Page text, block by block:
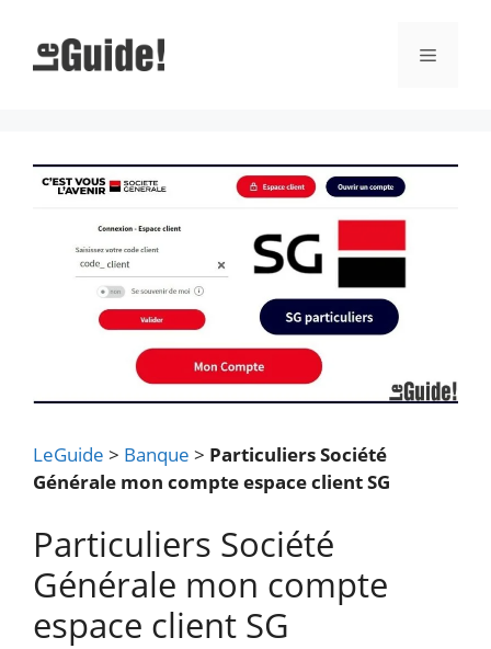
contenu
Menu
LeGuide > Banque > Particuliers Société
Générale mon compte espace client SG
Particuliers Société
Générale mon compte
espace client SG